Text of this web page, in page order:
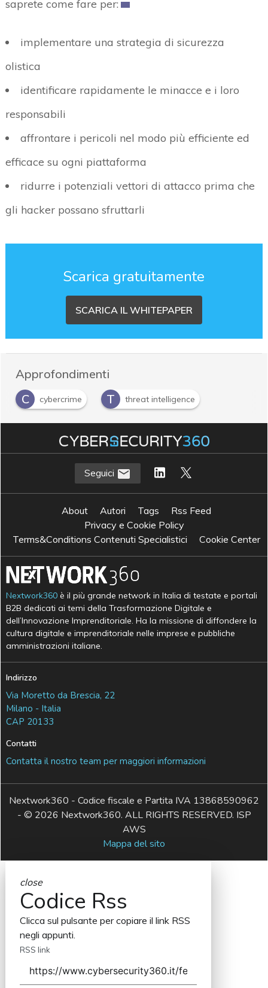
saprete come fare per:
implementare una strategia di sicurezza
olistica
identificare rapidamente le minacce e i loro
responsabili
affrontare i pericoli nel modo più efficiente ed
efficace su ogni piattaforma
ridurre i potenziali vettori di attacco prima che
gli hacker possano sfruttarli
Scarica gratuitamente
SCARICA IL WHITEPAPER
Approfondimenti
C
cybercrime T threat intelligence
Seguici
About Autori Tags
Rss Feed
Privacy e Cookie Policy
Terms&Conditions Contenuti Specialistici
Cookie Center
Nextwork360 è il più grande network in Italia di testate e portali
B2B dedicati ai temi della Trasformazione Digitale e
dell’Innovazione Imprenditoriale. Ha la missione di diffondere la
cultura digitale e imprenditoriale nelle imprese e pubbliche
amministrazioni italiane.
Indirizzo
Via Moretto da Brescia, 22
Milano - Italia
CAP 20133
Contatti
Contatta il nostro team per maggiori informazioni
Nextwork360 - Codice fiscale e Partita IVA 13868590962
- © 2026 Nextwork360. ALL RIGHTS RESERVED. ISP
AWS
Mappa del sito
close
Codice Rss
Clicca sul pulsante per copiare il link RSS
negli appunti.
RSS link